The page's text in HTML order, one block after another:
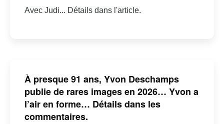
Avec Judi... Détails dans l'article.
À presque 91 ans, Yvon Deschamps
publie de rares images en 2026… Yvon a
l’air en forme… Détails dans les
commentaires.